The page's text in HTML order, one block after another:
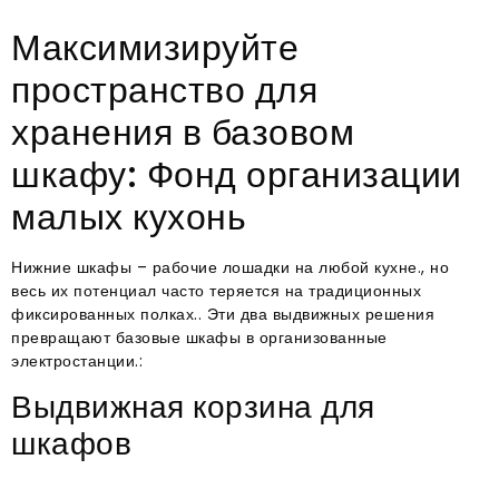
Максимизируйте
пространство для
хранения в базовом
шкафу: Фонд организации
малых кухонь
Нижние шкафы – рабочие лошадки на любой кухне., но
весь их потенциал часто теряется на традиционных
фиксированных полках.. Эти два выдвижных решения
превращают базовые шкафы в организованные
электростанции.:
Выдвижная корзина для
шкафов